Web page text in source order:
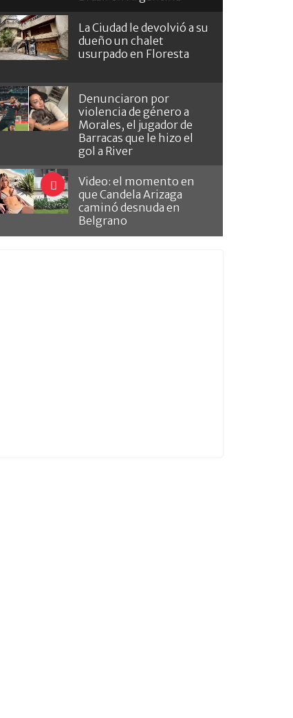
La Ciudad le devolvió a su
dueño un chalet
usurpado en Floresta
Denunciaron por
violencia de género a
Morales, el jugador de
Barracas que le hizo el
gol a River
Video: el momento en
que Candela Arizaga
caminó desnuda en
Belgrano